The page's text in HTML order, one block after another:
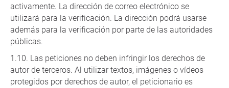
activamente. La dirección de correo electrónico se
utilizará para la verificación. La dirección podrá usarse
además para la verificación por parte de las autoridades
públicas.
Las peticiones no deben infringir los derechos de
autor de terceros. Al utilizar textos, imágenes o vídeos
protegidos por derechos de autor, el peticionario es